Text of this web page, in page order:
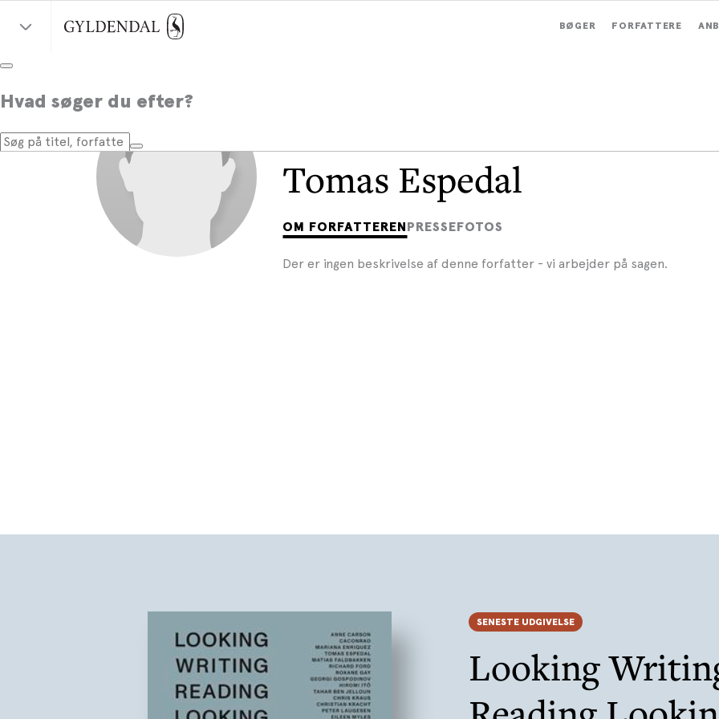
BØGER FORFATTERE
Hvad søger du efter?
Tomas Espedal
OM FORFATTEREN PRESSEFOTOS
Der er ingen beskrivelse af denne forfatter - vi arbejder på sagen.
SENESTE UDGIVELSE
Looking